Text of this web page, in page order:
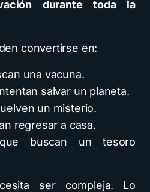
durante toda la
convertirse en:
una vacuna.
salvar un planeta.
un misterio.
regresar a casa.
buscan un tesoro
ser compleja. Lo